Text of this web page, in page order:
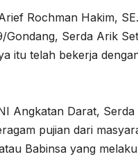
Rochman Hakim,
Gondang, Serda Arik
itu telah bekerja
Angkatan Darat,
pujian dari
Babinsa yang